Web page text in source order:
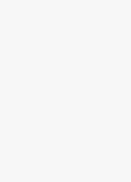
Le bruit